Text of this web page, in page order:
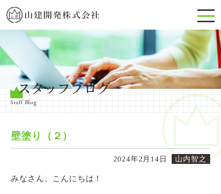
スタッフブログ
Staff Blog
壁塗り（２）
2024年2月14日 山内智之
みなさん、こんにちは！